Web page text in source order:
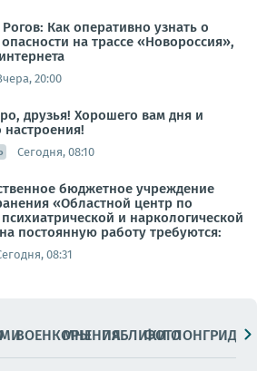
Как оперативно узнать о
на трассе «Новороссия»,
20:00
друзья! Хорошего вам дня и
настроения!
Сегодня, 08:10
бюджетное учреждение
«Областной центр по
и наркологической
постоянную работу требуются:
08:31
ВОЕНКОРЫМНЕНИЯПАБЛИКИ
ФОТОЛОНГРИДЫ